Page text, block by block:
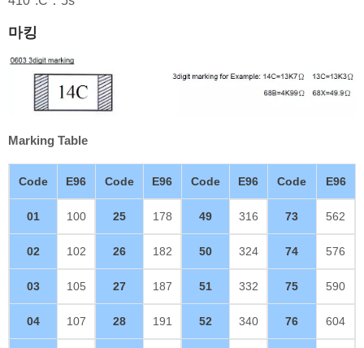
마킹
Marking Table
Code E96 Code E96 Code E96 Code E96
01 100 25 178 49 316 73 562
02 102 26 182 50 324 74 576
03 105 27 187 51 332 75 590
04 107 28 191 52 340 76 604